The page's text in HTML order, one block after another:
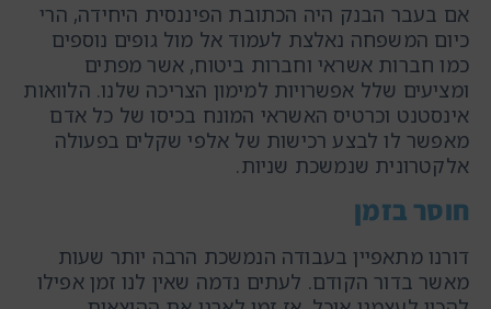
אם בעבר הבנק היה הכתובת הפיננסית היחידה, הרי
כיום המשפחה נאלצת לעמוד אל מול גופים נוספים
כמו חברות אשראי וחברות ביטוח, אשר מפתים
ומציעים שלל אפשרויות למימון הצריכה שלנו. הלוואות
אינסטנט וכרטיס האשראי המונח בכיסו של כל אדם
מאפשר לו לבצע רכישות של אלפי שקלים בפעולה
אלקטרונית שנמשכת שניות.
חוסר בזמן
דורנו מתאפיין בעבודה הנמשכת הרבה יותר שעות
מאשר בדור הקודם. לעתים נדמה שאין לנו זמן אפילו